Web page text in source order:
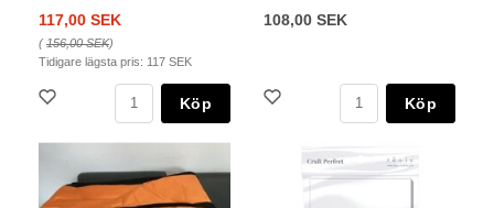
117,00 SEK
(156,00 SEK)
Tidigare lägsta pris: 117 SEK
Köp
108,00 SEK
Köp